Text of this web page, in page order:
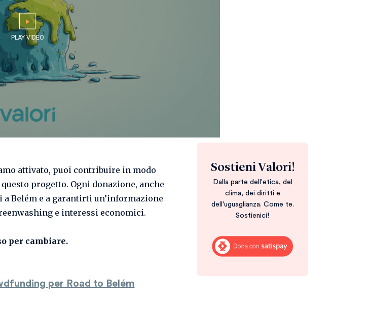
attivato, puoi contribuire in modo
progetto. Ogni donazione, anche
Belém e a garantirti un’informazione
e interessi economici.
per cambiare.
per Road to Belém
Sostieni Valori!
Dalla parte dell'etica, del
clima, dei diritti e
dell'uguaglianza. Come te.
Sostienici!